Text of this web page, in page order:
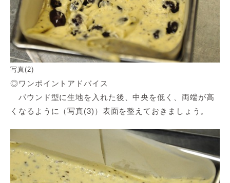
写真(2)
◎ワンポイントアドバイス
パウンド型に生地を入れた後、中央を低く、両端が高
くなるように（写真(3)）表面を整えておきましょう。